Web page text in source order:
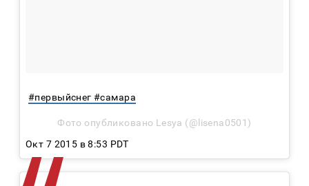
#первыйснег #самара
Фото опубликовано Lesya (@lisena0501)
Окт 7 2015 в 8:53 PDT